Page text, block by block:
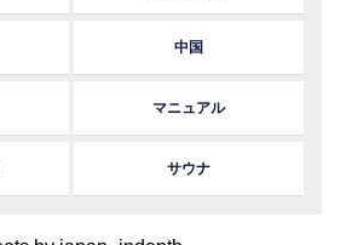
中国
マニュアル
サウナ